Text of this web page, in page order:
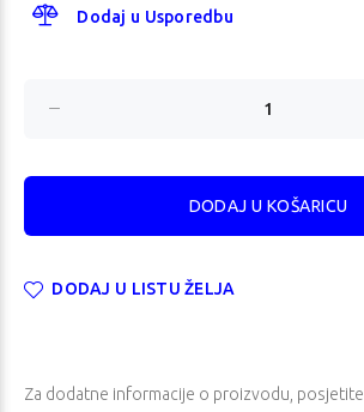
Dodaj u Usporedbu
DODAJ U LISTU ŽELJA
Za dodatne informacije o proizvodu, posjetite